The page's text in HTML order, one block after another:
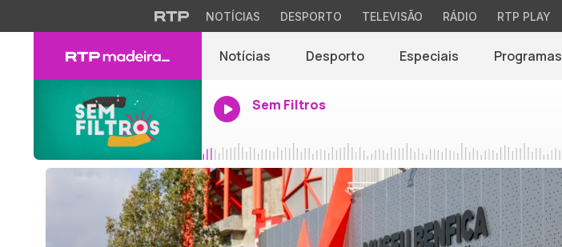
NOTÍCIAS DESPORTO TELEVISÃO RÁDIO RTP PLAY
Notícias Desporto Especiais Programas
Sem Filtros